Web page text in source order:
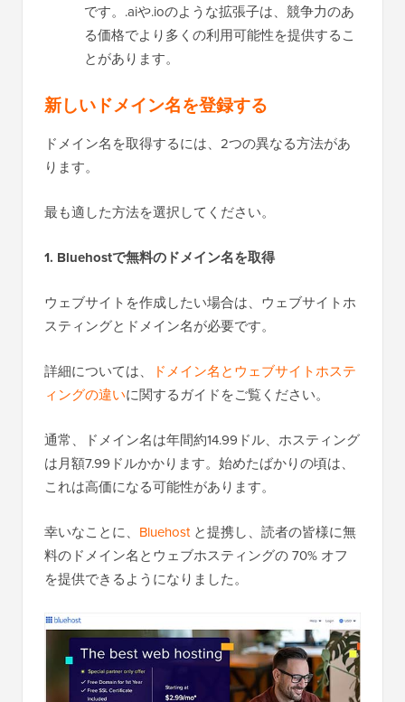
です。.aiや.ioのような拡張子は、競争力のあ
る価格でより多くの利用可能性を提供するこ
とがあります。
新しいドメイン名を登録する
ドメイン名を取得するには、2つの異なる方法があ
ります。
最も適した方法を選択してください。
1. Bluehostで無料のドメイン名を取得
ウェブサイトを作成したい場合は、ウェブサイトホ
スティングとドメイン名が必要です。
詳細については、
ドメイン名とウェブサイトホステ
ィングの違いに関するガイドをご覧ください。
通常、ドメイン名は年間約14.99ドル、ホスティング
は月額7.99ドルかかります。始めたばかりの頃は、
これは高価になる可能性があります。
幸いなことに、 Bluehostと提携し、読者の皆様に無
料のドメイン名とウェブホスティングの 70% オフ
を提供できるようになりました。